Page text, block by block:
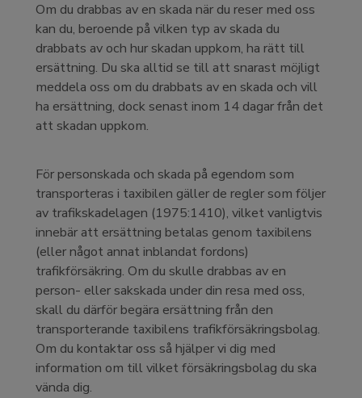
Om du drabbas av en skada när du reser med oss
kan du, beroende på vilken typ av skada du
drabbats av och hur skadan uppkom, ha rätt till
ersättning. Du ska alltid se till att snarast möjligt
meddela oss om du drabbats av en skada och vill
ha ersättning, dock senast inom 14 dagar från det
att skadan uppkom.
För personskada och skada på egendom som
transporteras i taxibilen gäller de regler som följer
av trafikskadelagen (1975:1410), vilket vanligtvis
innebär att ersättning betalas genom taxibilens
(eller något annat inblandat fordons)
trafikförsäkring. Om du skulle drabbas av en
person- eller sakskada under din resa med oss,
skall du därför begära ersättning från den
transporterande taxibilens trafikförsäkringsbolag.
Om du kontaktar oss så hjälper vi dig med
information om till vilket försäkringsbolag du ska
vända dig.